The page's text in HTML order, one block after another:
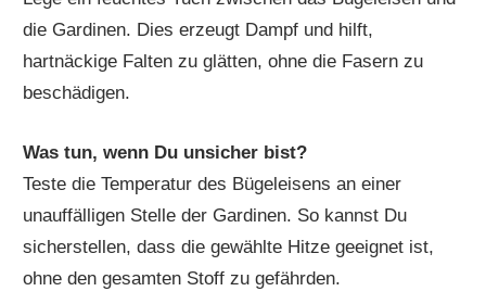
die Gardinen. Dies erzeugt Dampf und hilft,
hartnäckige Falten zu glätten, ohne die Fasern zu
beschädigen.
Was tun, wenn Du unsicher bist?
Teste die Temperatur des Bügeleisens an einer
unauffälligen Stelle der Gardinen. So kannst Du
sicherstellen, dass die gewählte Hitze geeignet ist,
ohne den gesamten Stoff zu gefährden.